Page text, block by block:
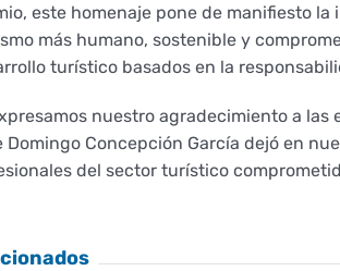
este homenaje pone de manifiesto
más humano, sostenible y
turístico basados en la
nuestro agradecimiento a
Domingo Concepción García dejó en
del sector turístico